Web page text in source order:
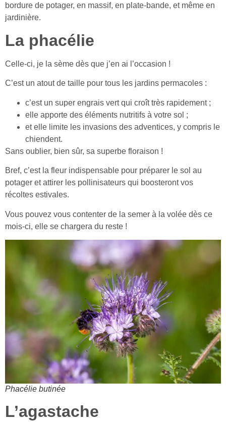
bordure de potager, en massif, en plate-bande, et même en
jardinière.
La phacélie
Celle-ci, je la sème dès que j’en ai l’occasion !
C’est un atout de taille pour tous les jardins permacoles :
c’est un super engrais vert qui croît très rapidement ;
elle apporte des éléments nutritifs à votre sol ;
et elle limite les invasions des adventices, y compris le
chiendent.
Sans oublier, bien sûr, sa superbe floraison !
Bref, c’est la fleur indispensable pour préparer le sol au
potager et attirer les pollinisateurs qui boosteront vos
récoltes estivales.
Vous pouvez vous contenter de la semer à la volée dès ce
mois-ci, elle se chargera du reste !
Phacélie butinée
L’agastache